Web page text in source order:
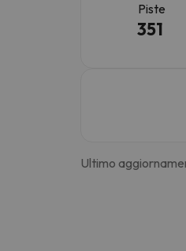
Piste
351
Ultimo